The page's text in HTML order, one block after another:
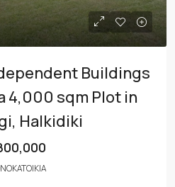
Buildings
4,000 sqm Plot in
Halkidiki